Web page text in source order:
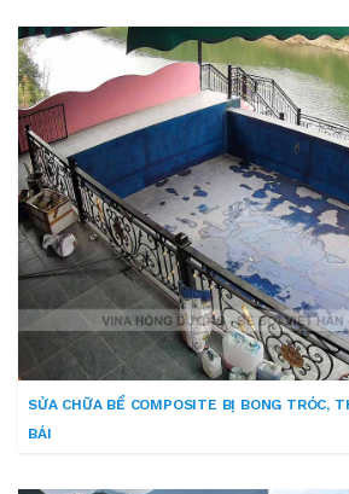
SỬA CHỮA BỂ COMPOSITE BỊ BONG TRÓC,
BÁI